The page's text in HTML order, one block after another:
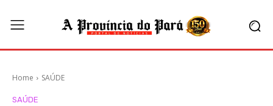
Home SAÚDE
SAÚDE